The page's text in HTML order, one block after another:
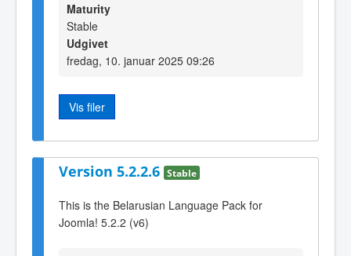
Maturity
Stable
Udgivet
fredag, 10. januar 2025 09:26
Vis filer
Version 5.2.2.6 Stable
This is the Belarusian Language Pack for
Joomla! 5.2.2 (v6)